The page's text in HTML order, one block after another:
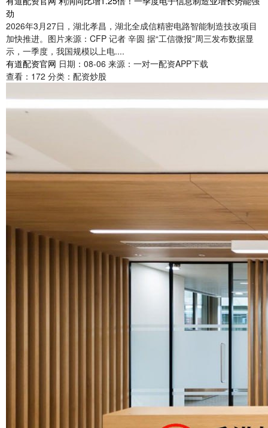
劲
2026年3月27日，湖北孝昌，湖北全成信精密电路智能制造技改项目
加快推进。图片来源：CFP 记者 辛圆 据“工信微报”周三发布数据显
示，一季度，我国规模以上电....
有道配资官网 日期：08-06 来源：一对一配资APP下载
查看： 172 分类： 配资炒股